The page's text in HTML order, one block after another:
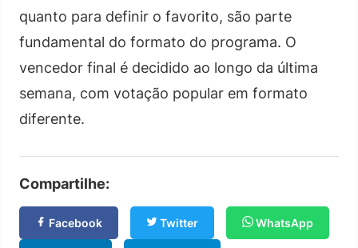
quanto para definir o favorito, são parte
fundamental do formato do programa. O
vencedor final é decidido ao longo da última
semana, com votação popular em formato
diferente.
Compartilhe:
Facebook Twitter WhatsApp